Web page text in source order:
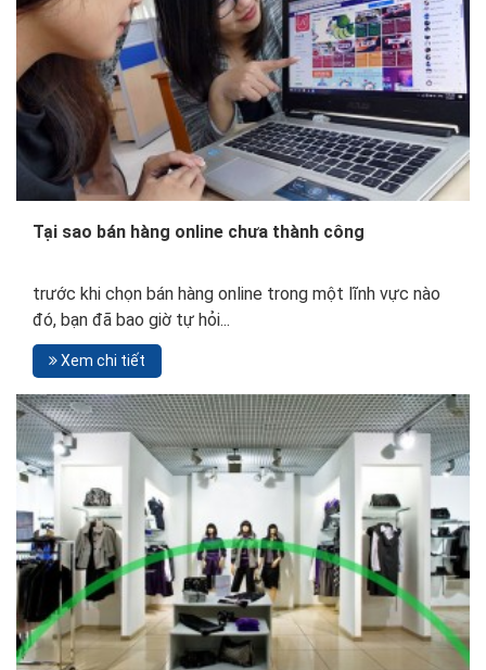
Tại sao bán hàng online chưa thành công
trước khi chọn bán hàng online trong một lĩnh vực nào
đó, bạn đã bao giờ tự hỏi...
Xem chi tiết